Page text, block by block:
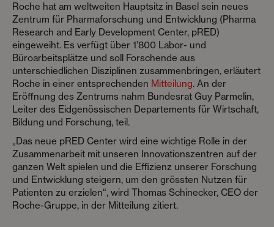
Roche hat am weltweiten Hauptsitz in Basel sein neues
Zentrum für Pharmaforschung und Entwicklung (Pharma
Research and Early Development Center, pRED)
eingeweiht. Es verfügt über 1’800 Labor- und
Büroarbeitsplätze und soll Forschende aus
unterschiedlichen Disziplinen zusammenbringen, erläutert
Roche in einer entsprechenden Mitteilung. An der
Eröffnung des Zentrums nahm Bundesrat Guy Parmelin,
Leiter des Eidgenössischen Departements für Wirtschaft,
Bildung und Forschung, teil.
„Das neue pRED Center wird eine wichtige Rolle in der
Zusammenarbeit mit unseren Innovationszentren auf der
ganzen Welt spielen und die Effizienz unserer Forschung
und Entwicklung steigern, um den grössten Nutzen für
Patienten zu erzielen“, wird Thomas Schinecker, CEO der
Roche-Gruppe, in der Mitteilung zitiert.